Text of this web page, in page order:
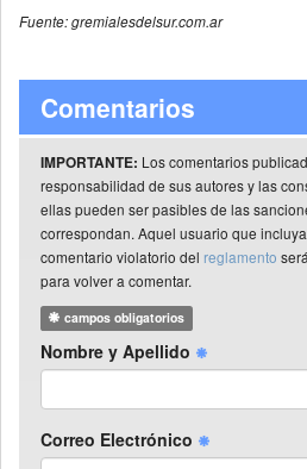
Fuente: gremialesdelsur.com.ar
Comentarios
IMPORTANTE: Los comentarios
responsabilidad de sus autores y las
ellas pueden ser pasibles de las
correspondan. Aquel usuario que
comentario violatorio del reglamento
para volver a comentar.
campos obligatorios
Nombre y Apellido
Correo Electrónico